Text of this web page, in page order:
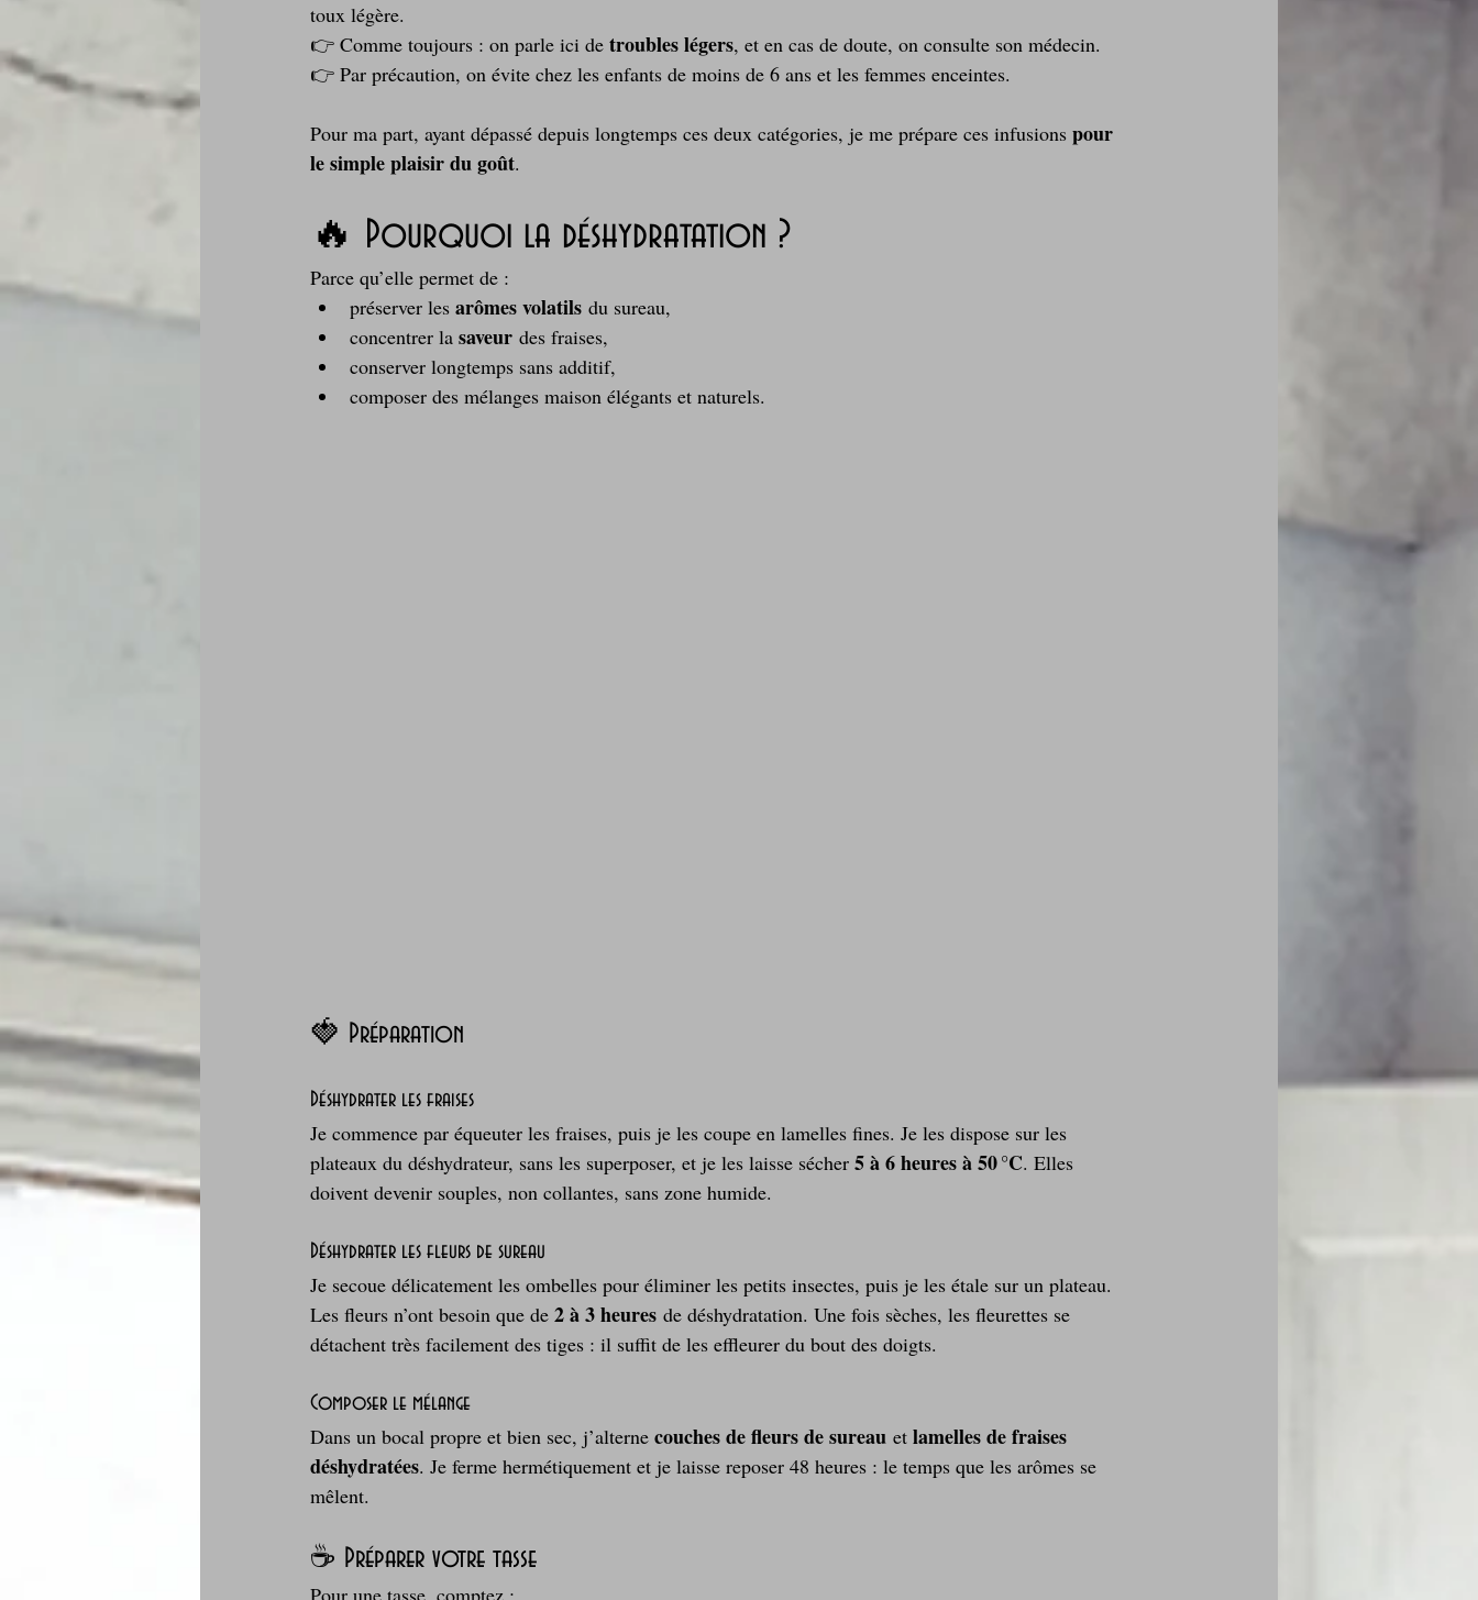
toux légère.
👉 Comme toujours : on parle ici de troubles légers, et en cas de doute, on consulte son médecin.
👉 Par précaution, on évite chez les enfants de moins de 6 ans et les femmes enceintes.
Pour ma part, ayant dépassé depuis longtemps ces deux catégories, je me prépare ces infusions pour
le simple plaisir du goût.
🔥 Pourquoi la déshydratation ?
Parce qu’elle permet de :
préserver les arômes volatils du sureau,
concentrer la saveur des fraises,
conserver longtemps sans additif,
composer des mélanges maison élégants et naturels.
🍓 Préparation
Déshydrater les fraises
Je commence par équeuter les fraises, puis je les coupe en lamelles fines. Je les dispose sur les
plateaux du déshydrateur, sans les superposer, et je les laisse sécher 5 à 6 heures à 50 °C. Elles
doivent devenir souples, non collantes, sans zone humide.
Déshydrater les fleurs de sureau
Je secoue délicatement les ombelles pour éliminer les petits insectes, puis je les étale sur un plateau.
Les fleurs n’ont besoin que de 2 à 3 heures de déshydratation. Une fois sèches, les fleurettes se
détachent très facilement des tiges : il suffit de les effleurer du bout des doigts.
Composer le mélange
Dans un bocal propre et bien sec, j’alterne couches de fleurs de sureau et lamelles de fraises
déshydratées. Je ferme hermétiquement et je laisse reposer 48 heures : le temps que les arômes se
mêlent.
☕ Préparer votre tasse